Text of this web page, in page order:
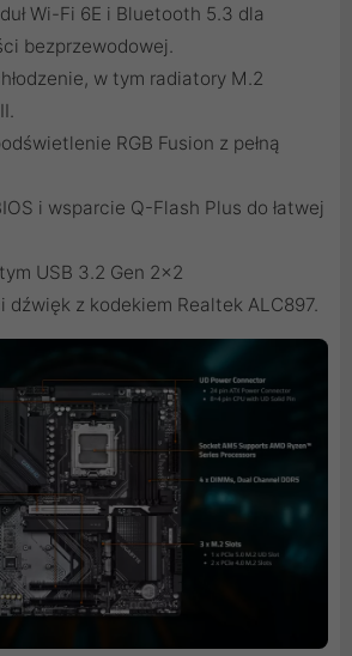
Wi-Fi 6E i Bluetooth 5.3 dla
bezprzewodowej.
w tym radiatory M.2
RGB Fusion z pełną
i wsparcie Q-Flash Plus do łatwej
USB 3.2 Gen 2x2
dźwięk z kodekiem Realtek ALC897.